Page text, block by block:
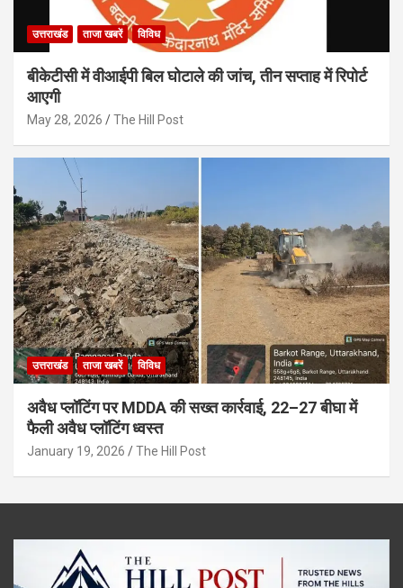
उत्तराखंड ताजा खबरें विविध
बीकेटीसी में वीआईपी बिल घोटाले की जांच, तीन सप्ताह में रिपोर्ट
आएगी
May 28, 2026 The Hill Post
उत्तराखंड ताजा खबरें विविध
अवैध प्लॉटिंग पर MDDA की सख्त कार्रवाई, 22–27 बीघा में
फैली अवैध प्लॉटिंग ध्वस्त
January 19, 2026 The Hill Post